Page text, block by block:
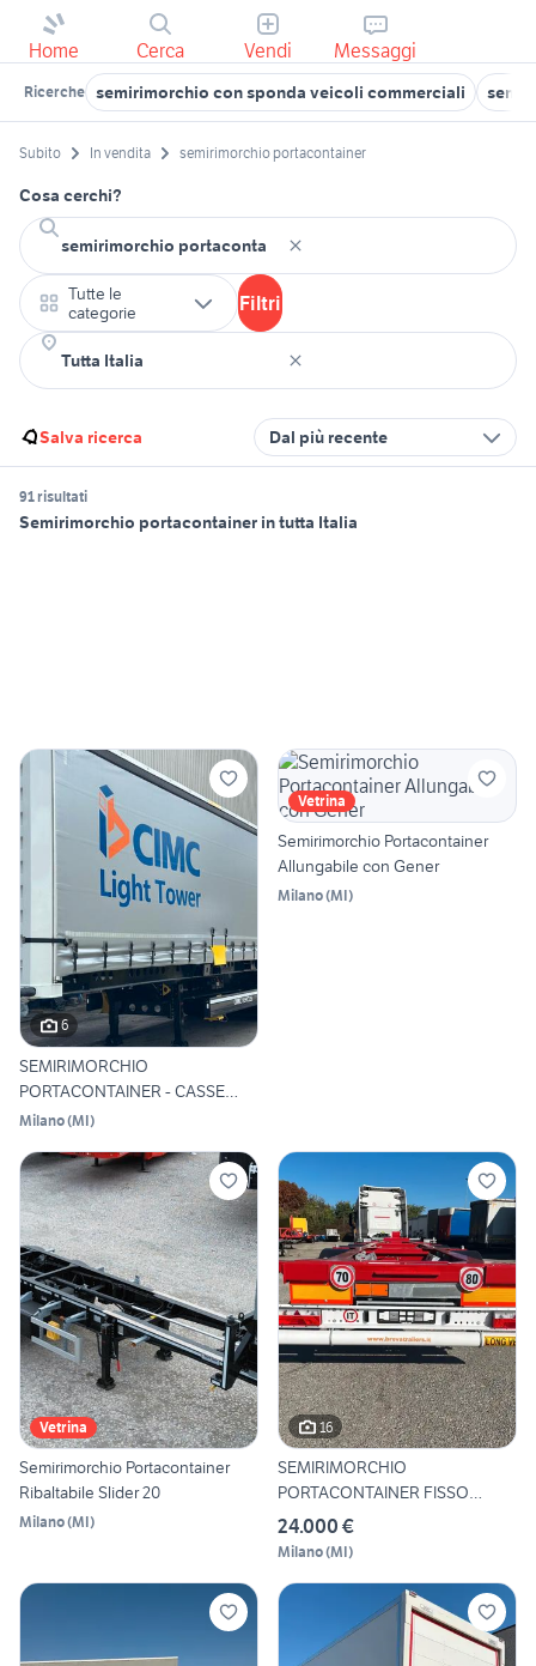
Home Cerca Vendi Messaggi
Ricerche semirimorchio con sponda veicoli commerciali
Subito In vendita semirimorchio portacontainer
Cosa cerchi?
Tutte le
categorie
Filtri
Salva ricerca Dal più recente
91 risultati
Semirimorchio portacontainer in tutta Italia
6
SEMIRIMORCHIO
PORTACONTAINER - CASSE
MOBILI - 40'
Milano(MI)
Vetrina
Semirimorchio Portacontainer
Allungabile con Gener
Milano(MI)
Vetrina
Semirimorchio Portacontainer
Ribaltabile Slider 20
Milano(MI)
16
SEMIRIMORCHIO
PORTACONTAINER FISSO
BREVA - NUOVO M
24.000 €
Milano(MI)